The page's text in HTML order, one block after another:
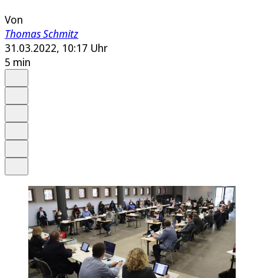
Von
Thomas Schmitz
31.03.2022, 10:17 Uhr
5 min